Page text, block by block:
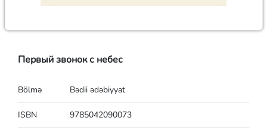
Первый звонок с небес
Bölmə Bədii ədəbiyyat
ISBN 9785042090073